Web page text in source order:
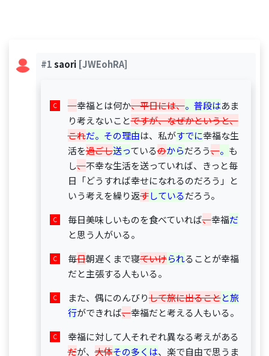
#1saori [JWEohRA]
幸福とは何か、平日には、。普段はあま
り考えないことですが、なぜかというと、
これだ。その理由は、私がすでに幸福な生
活を過ごし送っているのからだろう、。 も
し、不幸な生活を送っていれば、きっと毎
日「どうすれば幸せになれるのだろう」と
いう考えを繰り返すしているだろう。
毎日美味しいものを食べていれば、幸福だ
と思う人がいる。
毎日朝遅くまで寝ていけられることが幸福
だと主張する人もいる。
また、偶にのんびりして旅に出ることと旅
行ができれば、幸福だと考える人もいる。
幸福に対して人それぞれ異なる考えがある
だが、大体その多くは、楽で自由で思うま